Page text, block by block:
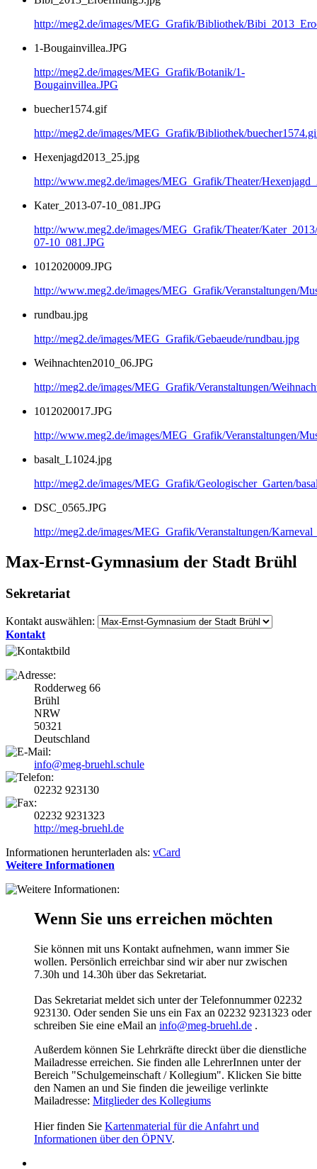
http://meg2.de/images/MEG_Grafik/Bibliothek/
1-Bougainvillea.JPG
http://meg2.de/images/MEG_Grafik/Botanik/1-
Bougainvillea.JPG
buecher1574.gif
http://meg2.de/images/MEG_Grafik/Bibliothek/
Hexenjagd2013_25.jpg
http://www.meg2.de/images/MEG_Grafik/Theater/
Kater_2013-07-10_081.JPG
http://www.meg2.de/images/MEG_Grafik/Theater/
07-10_081.JPG
1012020009.JPG
http://www.meg2.de/images/MEG_Grafik/Veranstaltungen/
rundbau.jpg
http://meg2.de/images/MEG_Grafik/Gebaeude/rundbau.jpg
Weihnachten2010_06.JPG
http://meg2.de/images/MEG_Grafik/Veranstaltungen/
1012020017.JPG
http://www.meg2.de/images/MEG_Grafik/Veranstaltungen/
basalt_L1024.jpg
http://meg2.de/images/MEG_Grafik/Geologischer_Garten/
DSC_0565.JPG
http://meg2.de/images/MEG_Grafik/Veranstaltungen/
Max-Ernst-Gymnasium der Stadt Brühl
Sekretariat
Kontakt auswählen:
Kontakt
Rodderweg 66
Brühl
NRW
50321
Deutschland
info@meg-bruehl.schule
02232 923130
02232 9231323
http://meg-bruehl.de
Informationen herunterladen als: vCard
Weitere Informationen
Wenn Sie uns erreichen möchten
Sie können mit uns Kontakt aufnehmen, wann immer Sie
wollen. Persönlich erreichbar sind wir aber nur zwischen
7.30h und 14.30h über das Sekretariat.
Das Sekretariat meldet sich unter der Telefonnummer 02232
923130. Oder senden Sie uns ein Fax an 02232 9231323 oder
schreiben Sie eine eMail an info@meg-bruehl.de .
Außerdem können Sie Lehrkräfte direckt über die dienstliche
Mailadresse erreichen. Sie finden alle LehrerInnen unter der
Bereich "Schulgemeinschaft / Kollegium". Klicken Sie bitte
den Namen an und Sie finden die jeweilige verlinkte
Mailadresse: Mitglieder des Kollegiums
Hier finden Sie Kartenmaterial für die Anfahrt und
Informationen über den ÖPNV.